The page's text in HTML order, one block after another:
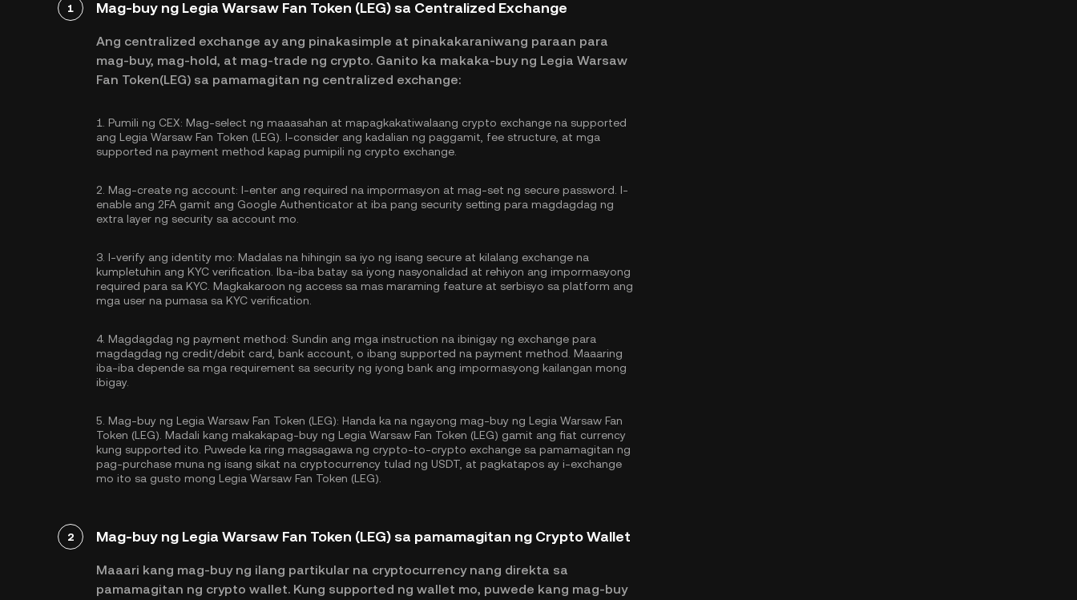
1 Mag-buy ng Legia Warsaw Fan Token (LEG) sa Centralized Exchange
Ang centralized exchange ay ang pinakasimple at pinakakaraniwang paraan para
mag-buy, mag-hold, at mag-trade ng crypto. Ganito ka makaka-buy ng Legia Warsaw
Fan Token(LEG) sa pamamagitan ng centralized exchange:
1. Pumili ng CEX: Mag-select ng maaasahan at mapagkakatiwalaang crypto exchange na supported
ang Legia Warsaw Fan Token (LEG). I-consider ang kadalian ng paggamit, fee structure, at mga
supported na payment method kapag pumipili ng crypto exchange.
2. Mag-create ng account: I-enter ang required na impormasyon at mag-set ng secure password. I-
enable ang 2FA gamit ang Google Authenticator at iba pang security setting para magdagdag ng
extra layer ng security sa account mo.
3. I-verify ang identity mo: Madalas na hihingin sa iyo ng isang secure at kilalang exchange na
kumpletuhin ang KYC verification . Iba-iba batay sa iyong nasyonalidad at rehiyon ang impormasyong
required para sa KYC. Magkakaroon ng access sa mas maraming feature at serbisyo sa platform ang
mga user na pumasa sa KYC verification.
4. Magdagdag ng payment method: Sundin ang mga instruction na ibinigay ng exchange para
magdagdag ng credit/debit card, bank account, o ibang supported na payment method. Maaaring
iba-iba depende sa mga requirement sa security ng iyong bank ang impormasyong kailangan mong
ibigay.
5. Mag-buy ng Legia Warsaw Fan Token (LEG): Handa ka na ngayong mag-buy ng Legia Warsaw Fan
Token (LEG). Madali kang makakapag-buy ng Legia Warsaw Fan Token (LEG) gamit ang fiat currency
kung supported ito. Puwede ka ring magsagawa ng crypto-to-crypto exchange sa pamamagitan ng
pag-purchase muna ng isang sikat na cryptocurrency tulad ng USDT , at pagkatapos ay i-exchange
mo ito sa gusto mong Legia Warsaw Fan Token (LEG).
2 Mag-buy ng Legia Warsaw Fan Token (LEG) sa pamamagitan ng Crypto Wallet
Maaari kang mag-buy ng ilang partikular na cryptocurrency nang direkta sa
pamamagitan ng crypto wallet. Kung supported ng wallet mo, puwede kang mag-buy